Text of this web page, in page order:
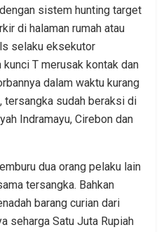
sistem hunting target
di halaman rumah atau
selaku eksekutor
T merusak kontak dan
dalam waktu kurang
tersangka sudah beraksi di
Indramayu, Cirebon dan
dua orang pelaku lain
tersangka. Bahkan
barang curian dari
seharga Satu Juta Rupiah